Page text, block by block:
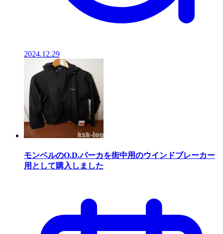
2024.12.29
モンベルのO.D.パーカを街中用のウインドブレーカー
用として購入しました